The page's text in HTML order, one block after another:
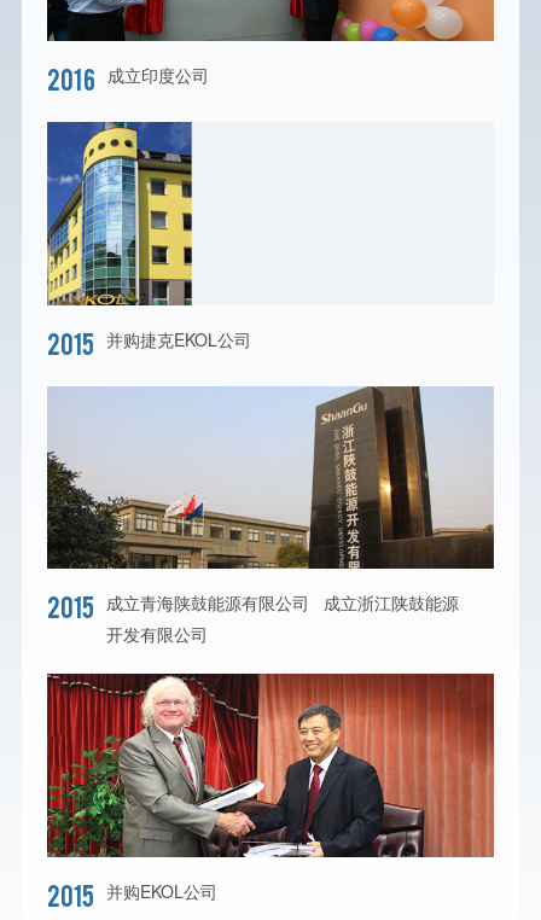
2016 成立印度公司
2015 并购捷克EKOL公司
2015 成立青海陕鼓能源有限公司 成立浙江陕鼓能源
开发有限公司
2015 并购EKOL公司